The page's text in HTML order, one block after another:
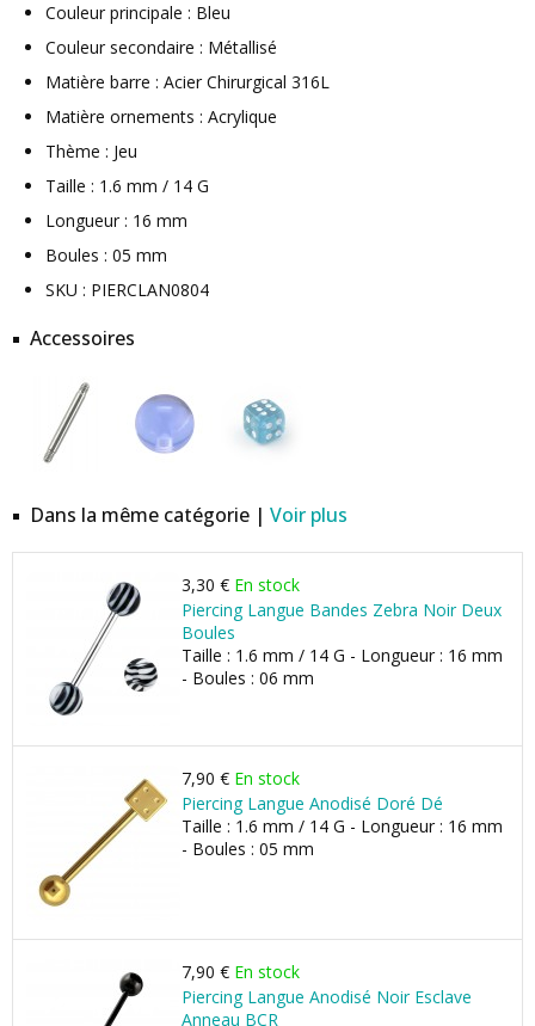
Couleur principale : Bleu
Couleur secondaire : Métallisé
Matière barre : Acier Chirurgical 316L
Matière ornements : Acrylique
Thème : Jeu
Taille : 1.6 mm / 14 G
Longueur : 16 mm
Boules : 05 mm
SKU : PIERCLAN0804
Accessoires
Dans la même catégorie | Voir plus
3,30 € En stock
Piercing Langue Bandes Zebra Noir Deux
Boules
Taille : 1.6 mm / 14 G - Longueur : 16 mm
- Boules : 06 mm
7,90 € En stock
Piercing Langue Anodisé Doré Dé
Taille : 1.6 mm / 14 G - Longueur : 16 mm
- Boules : 05 mm
7,90 € En stock
Piercing Langue Anodisé Noir Esclave
Anneau BCR